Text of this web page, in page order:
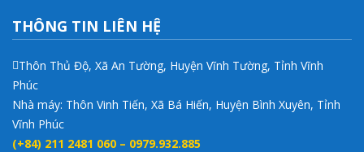
THÔNG TIN LIÊN HỆ
Thôn Thủ Độ, Xã An Tường, Huyện Vĩnh Tường, Tỉnh Vĩnh
Phúc
Nhà máy: Thôn Vinh Tiến, Xã Bá Hiến, Huyện Bình Xuyên, Tỉnh
Vĩnh Phúc
(+84) 211 2481 060 – 0979.932.885